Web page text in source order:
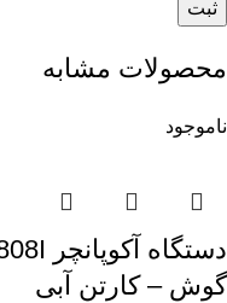
محصولات مشابه
ناموجود
گوش – کارتن آبی